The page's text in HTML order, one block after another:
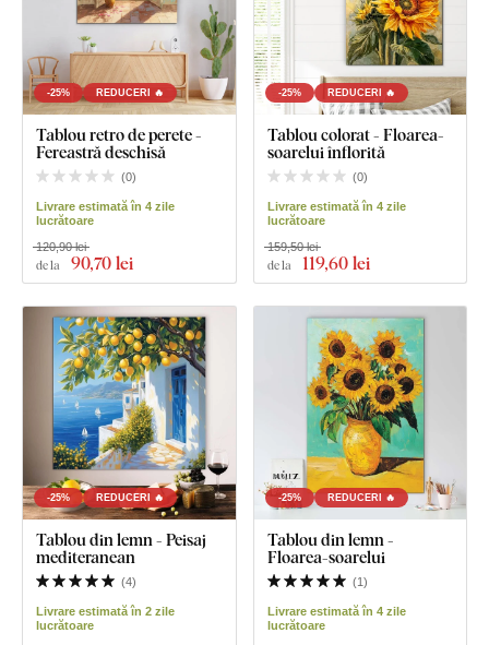
-25% REDUCERI 🔥
Tablou retro de perete -
Fereastră deschisă
(0)
Livrare estimată în 4 zile
lucrătoare
de la 90,70 lei
120,90 lei
-25% REDUCERI 🔥
Tablou colorat - Floarea-
soarelui înflorită
(0)
Livrare estimată în 4 zile
lucrătoare
de la 119,60 lei
159,50 lei
-25% REDUCERI 🔥
Tablou din lemn - Peisaj
mediteranean
(4)
Livrare estimată în 2 zile
lucrătoare
-25% REDUCERI 🔥
Tablou din lemn -
Floarea-soarelui
(1)
Livrare estimată în 4 zile
lucrătoare